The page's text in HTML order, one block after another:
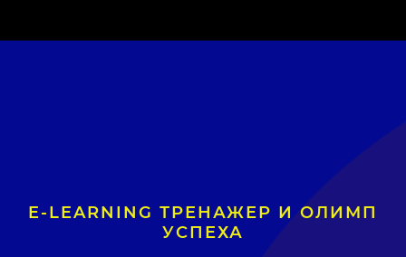
E-LEARNING ТРЕНАЖЕР И ОЛИМП
УСПЕХА